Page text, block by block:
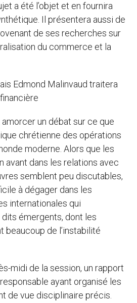
a été l’objet et en fournira
Il présentera aussi de
de ses recherches sur
du commerce et la
Edmond Malinvaud traitera
un débat sur ce que
chrétienne des opérations
moderne. Alors que les
avant dans les relations avec
semblent peu discutables,
à dégager dans les
internationales qui
émergents, dont les
beaucoup de l’instabilité
midi de la session, un rapport
ayant organisé les
de vue disciplinaire précis.